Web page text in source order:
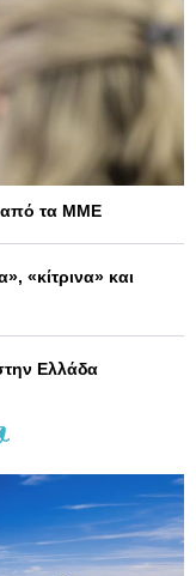
από τα ΜΜΕ
«κίτρινα» και
Ελλάδα